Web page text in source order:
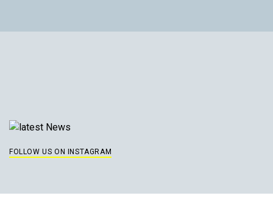
FOLLOW US ON INSTAGRAM